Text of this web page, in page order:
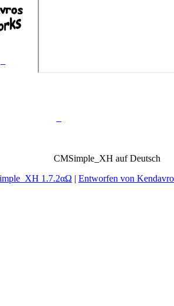
CMSimple_XH auf Deutsch
1.7.2αΩ | Entworfen von